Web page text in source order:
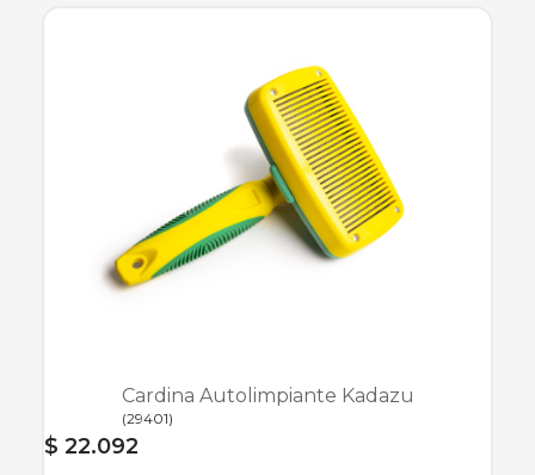
Cardina Autolimpiante Kadazu
(29401)
$ 22.092